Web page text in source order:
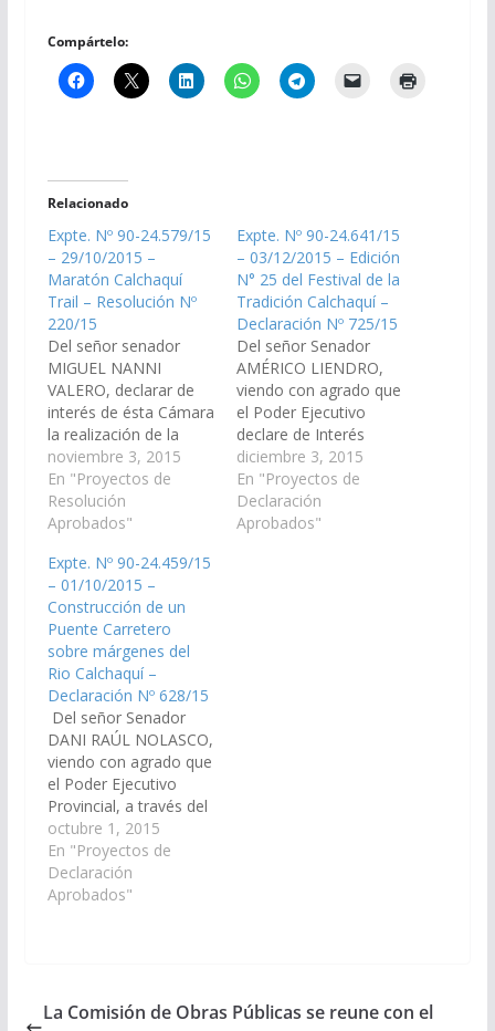
Compártelo:
Relacionado
Expte. Nº 90-24.579/15
– 29/10/2015 –
Maratón Calchaquí
Trail – Resolución Nº
220/15
Del señor senador
MIGUEL NANNI
VALERO, declarar de
interés de ésta Cámara
la realización de la
maratón "Calchaquí
Trial", que se realizará
en la localidad de
Cafayate el día 6 de
que tiene como
objetivo difundir el
deporte y la vida sana
y promover el
turismo…
noviembre 3, 2015
En "Proyectos de
Resolución
Aprobados"
Expte. Nº 90-24.641/15
– 03/12/2015 – Edición
N° 25 del Festival de la
Tradición Calchaquí –
Declaración Nº 725/15
Del señor Senador
AMÉRICO LIENDRO,
viendo con agrado que
el Poder Ejecutivo
declare de Interés
Provincial la realización
de la Edición N° 25 del
Festival de la Tradición
Calchaquí que se
diciembre 3, 2015
En "Proyectos de
Declaración
Aprobados"
Expte. Nº 90-24.459/15
– 01/10/2015 –
Construcción de un
Puente Carretero
sobre márgenes del
Rio Calchaquí –
Declaración Nº 628/15
Del señor Senador
DANI RAÚL NOLASCO,
viendo con agrado que
el Poder Ejecutivo
Provincial, a través del
Ministerio de
Economía,
Infraestructura y
Servicios Públicos,
Provincial, instrumente
octubre 1, 2015
En "Proyectos de
Declaración
Aprobados"
La Comisión de Obras Públicas se reune con el